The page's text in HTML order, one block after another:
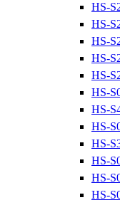
HS-
HS-
HS-
HS-
HS-
HS-
HS-
HS-
HS-
HS-
HS-
HS-